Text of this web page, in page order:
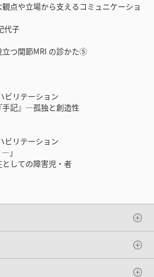
点や立場から支えるコミュニケーショ
代子
つ関節MRI の診かた⑤
リテーション
手記』―孤独と創造性
リテーション
」
しての障害児・者